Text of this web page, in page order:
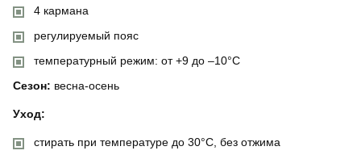
4 кармана
регулируемый пояс
температурный режим: от +9 до –10°C
Сезон: весна-осень
Уход:
стирать при температуре до 30°C, без отжима